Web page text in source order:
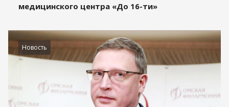
медицинского центра «До 16-ти»
Новость